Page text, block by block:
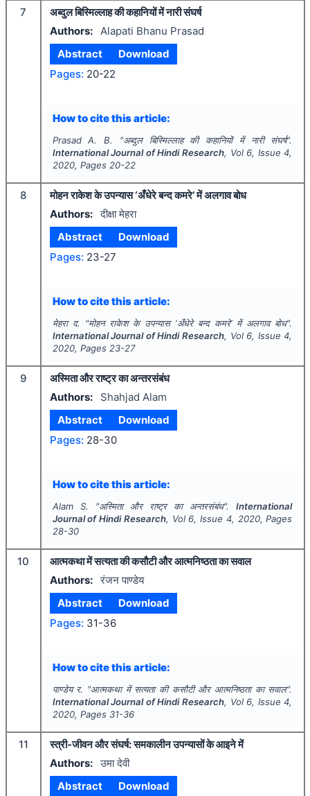
7
अब्दुल बिस्मिल्लाह की कहानियों में नारी संघर्ष
Authors:
Alapati Bhanu Prasad
Abstract
Download
Pages: 20-22
How to cite this article:
Prasad A. B. "अब्दुल बिस्मिल्लाह की कहानियों में नारी संघर्ष".
International Journal of Hindi Research, Vol 6, Issue4,
2020, Pages 20-22
8
मोहन राकेश के उपन्यास ‘अँधेरे बन्द कमरे’ में अलगाव बोध
Authors: दीक्षा मेहरा
Abstract
Download
Pages: 23-27
How to cite this article:
मेहरा द. "मोहन राकेश के उपन्यास ‘अँधेरे बन्द कमरे’ में अलगाव बोध".
International Journal of Hindi Research, Vol 6, Issue4,
2020, Pages 23-27
9
अस्मिता और राष्ट्र का अन्तरसंबंध
Authors:
Shahjad Alam
Abstract
Download
Pages: 28-30
How to cite this article:
Alam S. "अस्मिता और राष्ट्र का अन्तरसंबंध".International
Journal of Hindi Research, Vol 6, Issue 4, 2020, Pages
28-30
10
आत्मकथा में सत्यता की कसौटी और आत्मनिष्ठता का सवाल
Authors: रंजन पाण्डेय
Abstract
Download
Pages: 31-36
How to cite this article:
पाण्डेय र. "आत्मकथा में सत्यता की कसौटी और आत्मनिष्ठता का सवाल".
International Journal of Hindi Research, Vol 6, Issue4,
2020, Pages 31-36
11
स्त्री-जीवन और संघर्ष: समकालीन उपन्यासों के आइने में
Authors: उमा देवी
Abstract
Download